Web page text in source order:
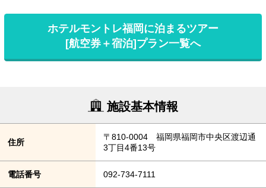
ホテルモントレ福岡に泊まるツアー
[航空券＋宿泊]プラン一覧へ
施設基本情報
住所
〒810-0004 福岡県福岡市中央区渡辺通
3丁目4番13号
電話番号 092-734-7111